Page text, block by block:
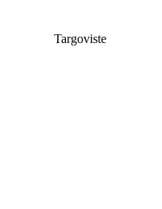
Targoviste